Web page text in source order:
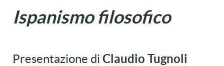
Ispanismo filosofico
Presentazione di Claudio Tugnoli